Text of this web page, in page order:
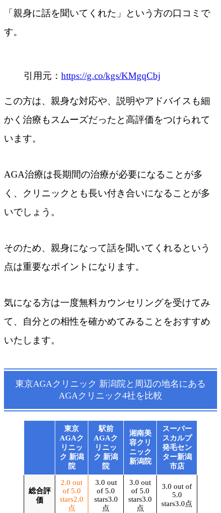
「親身に話を聞いてくれた」という方の口コミで
す。
引用元： https://g.co/kgs/KMgqCbj
この方は、親身な対応や、説明やアドバイスも細
かく治療もスムーズだったと高評価をつけられて
います。
AGA治療は長期間の治療が必要になることが多
く、クリニックとも長い付き合いになることが多
いでしょう。
そのため、親身になって話を聞いてくれるという
点は重要なポイントになります。
気になる方は一度無料カウンセリングを受けてみ
て、自分との相性を確かめてみることをおすすめ
いたします。
東京AGAクリニック 新潟院と 周辺の地名 にある
AGAクリニック4社を比較
東京
AGAク
リニッ
ク 新潟
院
駅前
AGAク
リニッ
ク 新潟
院
湘南美
容クリ
ニック
新潟院
スーパー
スカルプ
発毛セン
ター新潟
市店
総合評
価
2.0 out
of 5.0
stars2.0
点
3.0 out
of 5.0
stars3.0
点
3.0 out
of 5.0
stars3.0
点
3.0 out of
5.0
stars3.0点